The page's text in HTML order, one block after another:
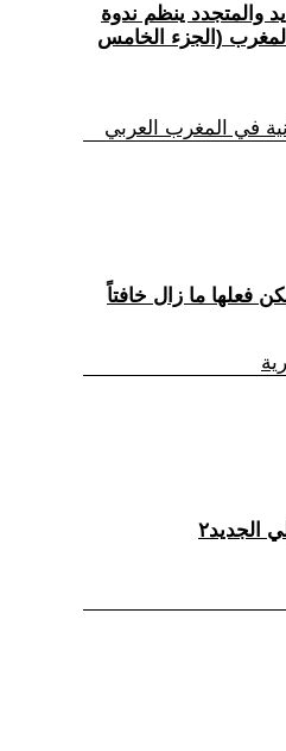
والمتجدد ينظم ندوة
(الجزء الخامس
في المغرب العربي